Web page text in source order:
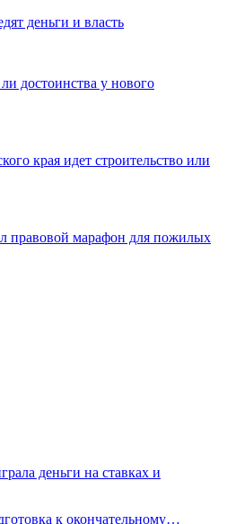
деньги и власть
достоинства у нового
края идет строительство или
правовой марафон для пожилых
деньги на ставках и
к окончательному…